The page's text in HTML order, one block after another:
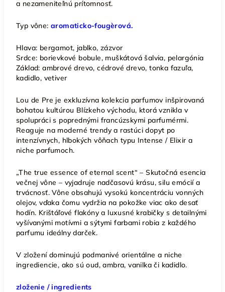
a nezameniteľnú prítomnosť.
Typ vône: aromaticko-fougèrová.
Hlava: bergamot, jablko, zázvor
Srdce: borievkové bobule, muškátová šalvia, pelargónia
Základ: ambrové drevo, cédrové drevo, tonka fazuľa,
kadidlo, vetiver
Lou de Pre je exkluzívna kolekcia parfumov inšpirovaná
bohatou kultúrou Blízkeho východu, ktorá vznikla v
spolupráci s poprednými francúzskymi parfumérmi.
Reaguje na moderné trendy a rastúci dopyt po
intenzívnych, hlbokých vôňach typu Intense / Elixir a
niche parfumoch.
„The true essence of eternal scent“ – Skutočná esencia
večnej vône – vyjadruje nadčasovú krásu, silu emócií a
trvácnosť. Vône obsahujú vysokú koncentráciu vonných
olejov, vďaka čomu vydržia na pokožke viac ako desať
hodín. Krištáľové flakóny a luxusné krabičky s detailnými
vyšívanými motívmi a sýtymi farbami robia z každého
parfumu ideálny darček.
V zložení dominujú podmanivé orientálne a niche
ingrediencie, ako sú oud, ambra, vanilka či kadidlo.
zloženie / ingredients